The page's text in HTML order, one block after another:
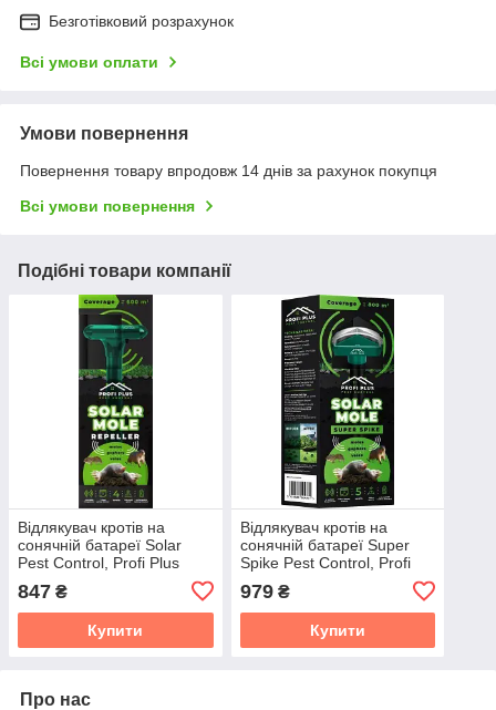
Безготівковий розрахунок
Всі умови оплати
Умови повернення
Повернення товару впродовж 14 днів за рахунок покупця
Всі умови повернення
Подібні товари компанії
Відлякувач кротів на
сонячній батареї Solar
Pest Control, Profi Plus
847 ₴
Купити
Відлякувач кротів на
сонячній батареї Super
Spike Pest Control, Profi
979₴
Купити
Про нас